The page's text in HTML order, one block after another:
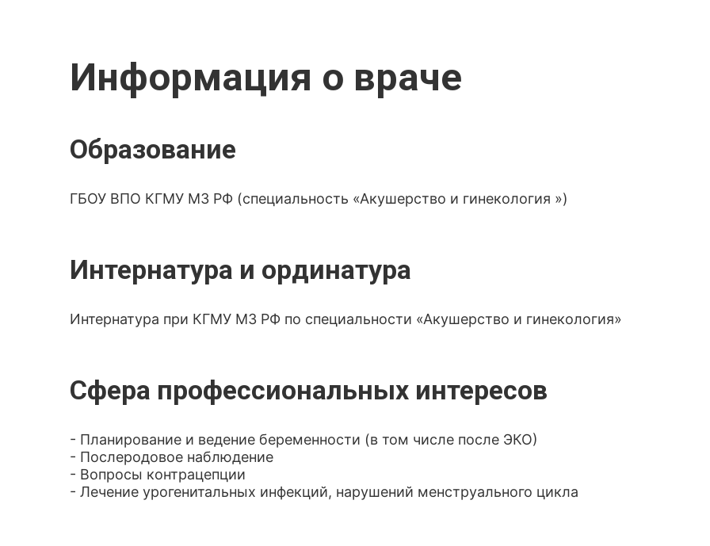
Информация о враче
Образование
ГБОУ ВПО КГМУ МЗ РФ (специальность «Акушерство и гинекология »)
Интернатура и ординатура
Интернатура при КГМУ МЗ РФ по специальности «Акушерство и гинекология»
Сфера профессиональных интересов
- Планирование и ведение беременности (в том числе после ЭКО)
- Послеродовое наблюдение
- Вопросы контрацепции
- Лечение урогенитальных инфекций, нарушений менструального цикла